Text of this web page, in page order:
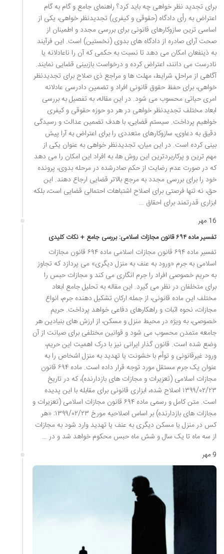
برای تجدید نظر خواهی چه باید کرد؟ راهنمای جامع و گام به گام
اعتراض به رأی دادگاه (حقوقی و کیفری) تجدیدنظر خواهی، یکی از
اساسی ترین سازوکارهای قانونی برای بررسی مجدد و اطمینان از
صحت آرای صادره از دادگاه های بدوی (نخستین) است. این فرآیند
به ذینفعان امکان می دهد تا نسبت به حکمی که آن را ناعادلانه یا
نادرست می دانند، اعتراض کرده و درخواست بازبینی قضایی نمایند.
آگاهی از مراحل، شرایط، مهلت ها و مراجع ذی صلاح برای تجدیدنظر
خواهی، برای حفظ حقوق قانونی افراد و تضمین دادرسی عادلانه
امری حیاتی محسوب می شود. در این مقاله، به تفصیل به بررسی
ابعاد مختلف تجدیدنظر خواهی در هر دو حوزه حقوقی و کیفری
خواهیم پرداخت. سیستم قضایی، با هدف تضمین عدالت و رسیدگی
دقیق به دعاوی، سازوکارهای متعددی را برای اعتراض به آرا پیش
بینی کرده است. در این میان، تجدیدنظر خواهی به عنوان یکی از
مهم ترین و پرکاربردترین این روش ها، به افراد این امکان را می دهد
که در صورت عدم رضایت از حکم صادرشده در مرحله بدوی، پرونده
خود را برای بررسی مجدد به مرجع بالاتر قضایی ارجاع دهند. این
حق، نه تنها فرصتی برای اصلاح اشتباهات احتمالی قضایی است، بلکه
ابزاری قدرتمند برای احقاق …
16 مهر
تفسیر ماده ۶۹۴ قانون مجازات اسلامی: بررسی جامع + نکات کلیدی
تفسیر ماده ۶۹۴ قانون مجازات اسلامی ماده ۶۹۴ قانون مجازات
اسلامی به جرم «ورود به عنف به منزل دیگری» می پردازد که تجاوز
به حریم خصوصی افراد را جرم انگاری می کند و مجازات حبس را
برای متخلفان در نظر می گیرد. این مقاله به تحلیل جامع ابعاد
مختلف این ماده قانونی، از جمله ارکان تشکیل دهنده جرم، انواع
مجازات، نحوه اثبات و راهکارهای دفاعی خواهد پرداخت. حریم
خصوصی، به ویژه در محیط منزل و مسکن، از ارزش های بنیادین هر
جامعه متمدن محسوب می شود و قوانین مختلفی برای صیانت از آن
وضع شده است. قانون گذار ایرانی نیز با درک اهمیت این حریم،
ورود غیرقانونی و توأم با خشونت یا تهدید به منزل اشخاص را به
عنوان یک جرم مستقل مورد توجه قرار داده است. ماده ۶۹۴ قانون
مجازات اسلامی (تعزیرات و مجازات های بازدارنده)، که در تاریخ
۱۳۹۹/۰۲/۲۳ اصلاح شده، ابزاری قانونی برای مقابله با این پدیده
است. متن کامل و رسمی ماده ۶۹۴ قانون مجازات اسلامی (تعزیرات و
مجازات های بازدارنده) بر اساس اصلاحیه مورخ ۱۳۹۹/۰۲/۲۳: «هر
کس در منزل یا مسکن دیگری به عنف یا تهدید وارد شود به مجازات
از سه ماه تا یک سال و شش ماه حبس محکوم خواهد شد و در …
9 مهر